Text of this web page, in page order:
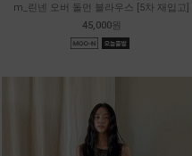
m_린넨 오버 돌먼 블라우스 [5차 재입고]
45,000원